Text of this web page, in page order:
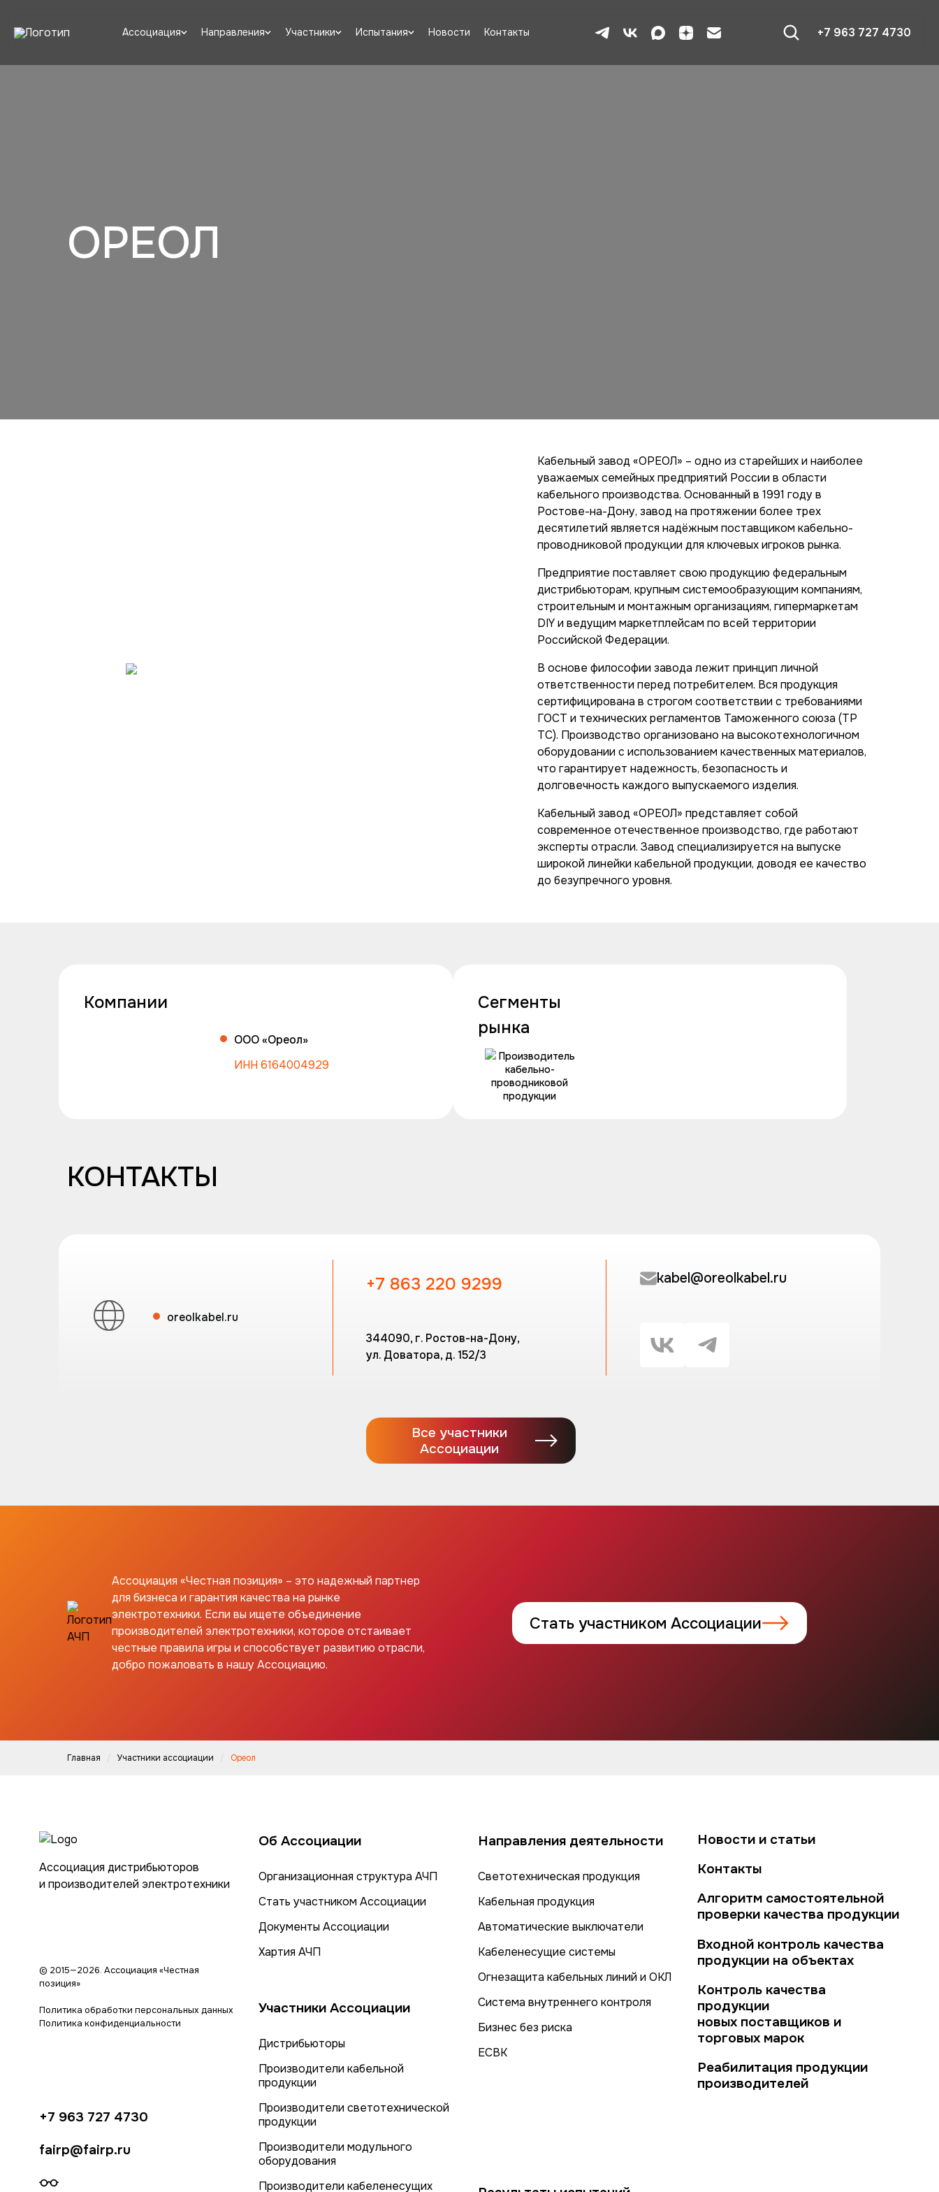
Ассоциация Направления Участники Испытания Новости Контакты +7 963 727 4730
ОРЕОЛ
Кабельный завод «ОРЕОЛ» – одно из старейших и наиболее
уважаемых семейных предприятий России в области
кабельного производства. Основанный в 1991 году в
Ростове-на-Дону, завод на протяжении более трех
десятилетий является надёжным поставщиком кабельно-
проводниковой продукции для ключевых игроков рынка.
Предприятие поставляет свою продукцию федеральным
дистрибьюторам, крупным системообразующим компаниям,
строительным и монтажным организациям, гипермаркетам
DIY и ведущим маркетплейсам по всей территории
Российской Федерации.
В основе философии завода лежит принцип личной
ответственности перед потребителем. Вся продукция
сертифицирована в строгом соответствии с требованиями
ГОСТ и технических регламентов Таможенного союза (ТР
ТС). Производство организовано на высокотехнологичном
оборудовании с использованием качественных материалов,
что гарантирует надежность, безопасность и
долговечность каждого выпускаемого изделия.
Кабельный завод «ОРЕОЛ» представляет собой
современное отечественное производство, где работают
эксперты отрасли. Завод специализируется на выпуске
широкой линейки кабельной продукции, доводя ее качество
до безупречного уровня.
Компании
ООО «Ореол»
ИНН 6164004929
Сегменты
рынка
Производитель
кабельно-
проводниковой
продукции
КОНТАКТЫ
oreolkabel.ru
+7 863 220 9299
344090, г. Ростов-на-Дону,
ул. Доватора, д. 152/3
kabel@oreolkabel.ru
Все участники
Ассоциации
Ассоциация «Честная позиция» – это надежный партнер
для бизнеса и гарантия качества на рынке
электротехники. Если вы ищете объединение
производителей электротехники, которое отстаивает
честные правила игры и способствует развитию отрасли,
добро пожаловать в нашу Ассоциацию.
Стать участником Ассоциации
Главная Участники ассоциации Ореол
Ассоциация дистрибьюторов
и производителей электротехники
© 2015—2026. Ассоциация «Честная
позиция»
Политика обработки персональных данных
Политика конфиденциальности
+7 963 727 4730
fairp@fairp.ru
Об Ассоциации
Организационная структура АЧП
Стать участником Ассоциации
Документы Ассоциации
Хартия АЧП
Участники Ассоциации
Дистрибьюторы
Производители кабельной
продукции
Производители светотехнической
продукции
Производители модульного
оборудования
Производители кабеленесущих
Направления деятельности
Светотехническая продукция
Кабельная продукция
Автоматические выключатели
Кабеленесущие системы
Огнезащита кабельных линий и ОКЛ
Система внутреннего контроля
Бизнес без риска
ЕСВК
Новости и статьи
Контакты
Алгоритм самостоятельной
проверки качества продукции
Входной контроль качества
продукции на объектах
Контроль качества
продукции
новых поставщиков и
торговых марок
Реабилитация продукции
производителей